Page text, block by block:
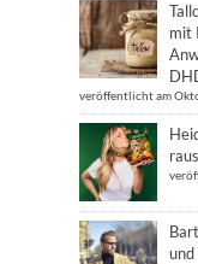
mit
veröffentlicht am